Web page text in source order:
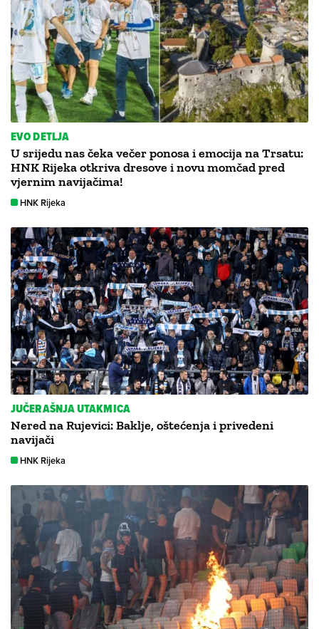
EVO DETLJA
U srijedu nas čeka večer ponosa i emocija na Trsatu:
HNK Rijeka otkriva dresove i novu momčad pred
vjernim navijačima!
HNK Rijeka
JUČERAŠNJA UTAKMICA
Nered na Rujevici: Baklje, oštećenja i privedeni
navijači
HNK Rijeka